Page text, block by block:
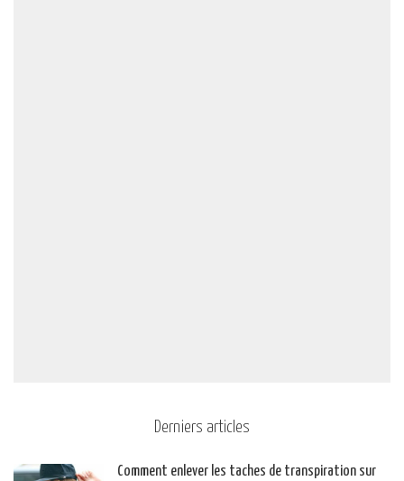
Derniers articles
Comment enlever les taches de transpiration sur